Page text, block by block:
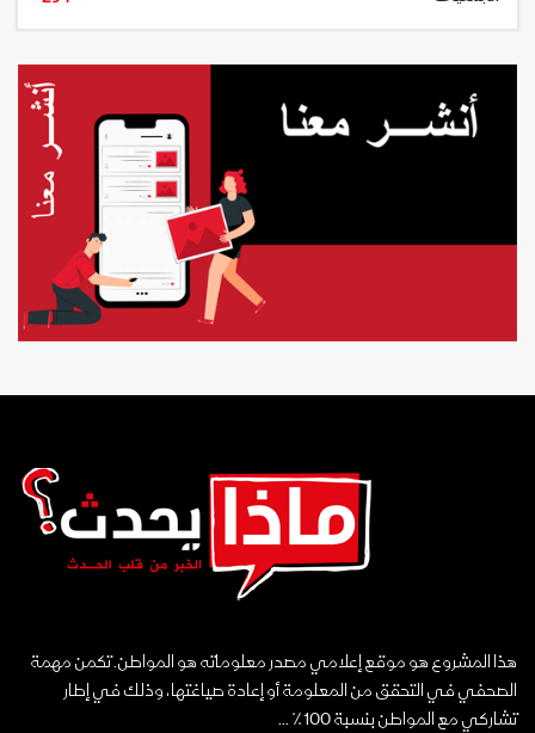
هذا المشروع هو موقع إعلامي مصدر معلوماته هو المواطن. تكمن مهمة
الصحفي في التحقق من المعلومة أو إعادة صياغتها، وذلك في إطار
تشاركي مع المواطن بنسبة 100٪ ...